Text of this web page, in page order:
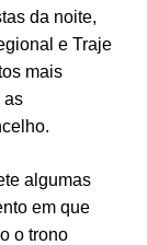
da noite,
e Traje
mais
as
algumas
em que
o trono